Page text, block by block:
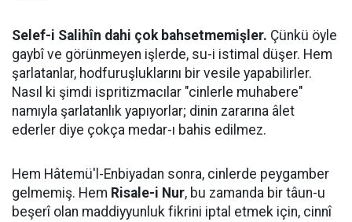
Selef-i Salihîn dahi çok bahsetmemişler. Çünkü öyle
gaybî ve görünmeyen işlerde, su-i istimal düşer. Hem
şarlatanlar, hodfuruşluklarını bir vesile yapabilirler.
Nasıl ki şimdi ispritizmacılar "cinlerle muhabere"
namıyla şarlatanlık yapıyorlar; dinin zararına âlet
ederler diye çokça medar-ı bahis edilmez.
Hem Hâtemü'l-Enbiyadan sonra, cinlerde peygamber
gelmemiş. Hem Risale-i Nur, bu zamanda bir tâun-u
beşerî olan maddiyyunluk fikrini iptal etmek için, cinnî